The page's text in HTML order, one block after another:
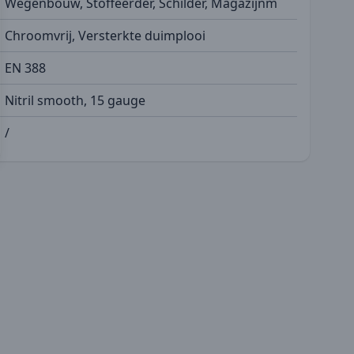
Chroomvrij, Versterkte duimplooi
EN 388
Nitril smooth, 15 gauge
/